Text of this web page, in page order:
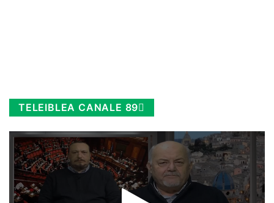
TELEIBLEA CANALE 89